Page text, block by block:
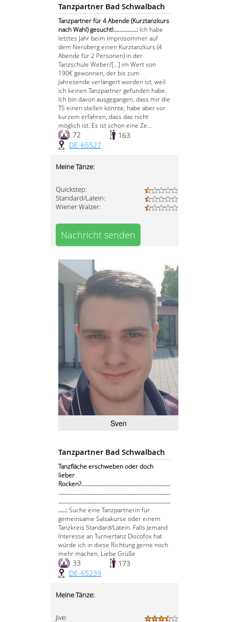
Tanzpartner Bad Schwalbach
Tanzpartner für 4 Abende (Kurztanzkurs
nach Wahl) gesucht!...............: Ich habe
letztes Jahr beim Improsommer auf
dem Neroberg einen Kurztanzkurs (4
Abende für 2 Personen) in der
Tanzschule Weber/[...] im Wert von
190€ gewonnen, der bis zum
Jahresende verlängert worden ist, weil
ich keinen Tanzpartner gefunden habe.
Ich bin davon ausgegangen, dass mir die
TS einen stellen könnte, habe aber vor
kurzem erfahren, dass das nicht
möglich ist. Es ist schon eine Ze...
72
163
DE-65527
Meine Tänze:
Quickstep:
Standard/Latein:
Wiener Walzer:
Nachricht senden
Sven
Tanzpartner Bad Schwalbach
Tanzfläche erschweben oder doch
lieber
Rocken?..........................................................
.........................................................................
.........................................................................
.....:Suche eine Tanzpartnerin für
gemeinsame Salsakurse oder einem
Tanzkreis Standard/Latein. Falls Jemand
Interesse an Turniertanz Discofox hat
würde ich in diese Richtung gerne noch
mehr machen. Liebe Grüße
33
173
DE-65239
Meine Tänze:
Jive: